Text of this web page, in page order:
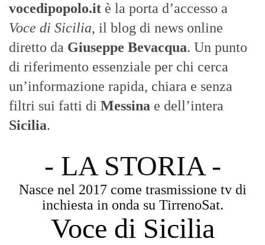
vocedipopolo.it è la porta d’accesso a
Voce di Sicilia, il blog di news online
diretto da Giuseppe Bevacqua. Un punto
di riferimento essenziale per chi cerca
un’informazione rapida, chiara e senza
filtri sui fatti di Messina e dell’intera
Sicilia.
- LA STORIA -
Nasce nel 2017 come trasmissione tv di
inchiesta in onda su TirrenoSat.
Voce di Sicilia